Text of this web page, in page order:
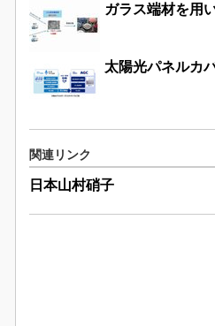
ガラス端材を用
太陽光パネルカ
関連リンク
日本山村硝子